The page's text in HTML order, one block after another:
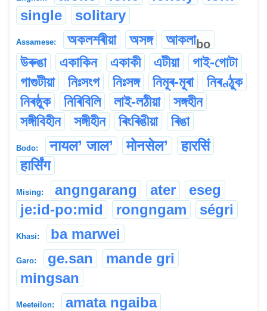
single
solitary
Assamese: অকলশৰীয়া অসঙ্গ আকলাbo
উৰুঙা একাকিন একাকী এটীয়া
গাই-গোটা
গাগুটীয়া
নিঃসংগ নিঃসঙ্গ নিমূৰ-মূৰা
নিৰণ্ঠুক
নিৰষ্ঠুক
নিৰিবিলি লাই-লঠীয়া
সঙ্গহীন
সঙ্গীবিহীন
সঙ্গীহীন ৰিংৰিঙীয়া ৰিঙা
Bodo: नायल’ जाल’ मोनसेल’
हारसिं
हार्सिंग
Mising: angngarang ater
eseg
je:id-po:mid
rongngam ségri
Khasi: ba marwei
Garo: ge.san
mande gri
mingsan
Meeteilon:
amata ngaiba